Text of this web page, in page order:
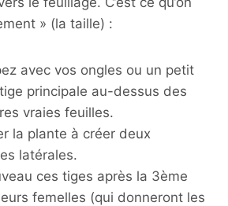
» (la taille) :
avec vos ongles ou un petit
principale au-dessus des
vraies feuilles.
la plante à créer deux
latérales.
ces tiges après la 3ème
femelles (qui donneront les